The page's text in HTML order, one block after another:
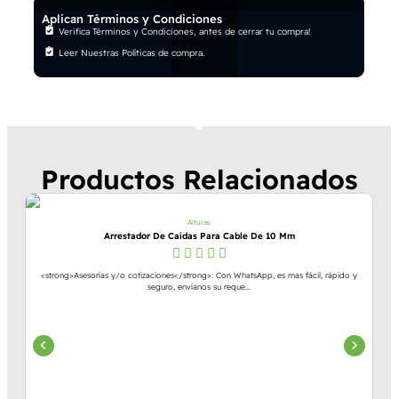
Aplican Términos y Condiciones
Verifica Términos y Condiciones, antes de cerrar tu compra!
Leer Nuestras Políticas de compra.
Productos Relacionados
Alturas
Arrestador De Caídas Para Cable De 10 Mm
<strong>Asesorías y/o cotizaciones</strong>: Con WhatsApp, es mas fácil, rápido y
seguro, envíanos su reque...